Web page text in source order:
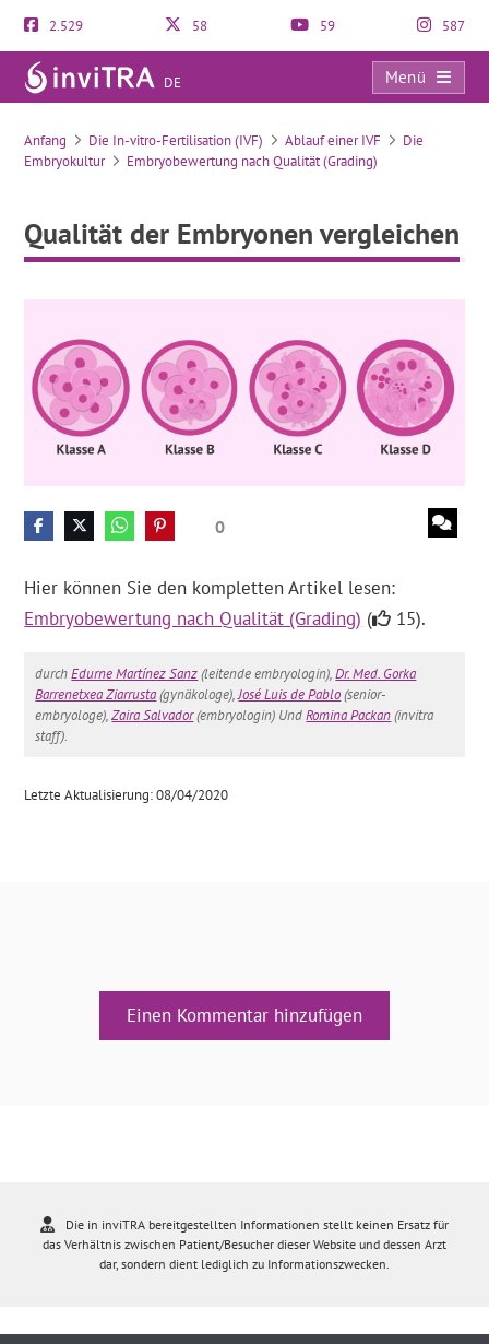
2.529 58 59 587
DE
Menü
Qualität der Embryonen vergleichen
Anfang Die In-vitro-Fertilisation (IVF) Ablauf einer IVF
Die
Embryokultur
Embryobewertung nach Qualität (Grading)
Qualität der Embryonen vergleichen
0
Hier können Sie den kompletten Artikel lesen:
Embryobewertung nach Qualität (Grading) ( 15).
durchEdurne Martínez Sanz(leitende embryologin),Dr. Med. Gorka
Barrenetxea Ziarrusta(gynäkologe),José Luis de Pablo(senior-
embryologe),Zaira Salvador(embryologin) UndRomina Packan(invitra
staff).
Letzte Aktualisierung: 08/04/2020
Einen Kommentar hinzufügen
Die in inviTRA bereitgestellten Informationen stellt keinen Ersatz für
das Verhältnis zwischen Patient/Besucher dieser Website und dessen Arzt
dar, sondern dient lediglich zu Informationszwecken.